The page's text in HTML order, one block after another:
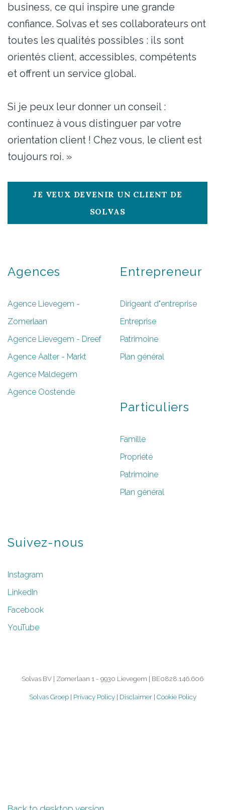
business, ce qui inspire une grande
confiance. Solvas et ses collaborateurs ont
toutes les qualités possibles : ils sont
orientés client, accessibles, compétents
et offrent un service global.
Si je peux leur donner un conseil :
continuez à vous distinguer par votre
orientation client ! Chez vous, le client est
toujours roi. »
JE VEUX DEVENIR UN CLIENT DE
SOLVAS
Agences
Agence Lievegem -
Zomerlaan
Agence Lievegem - Dreef
Agence Aalter - Markt
Agence Maldegem
Agence Oostende
Entrepreneur
Dirigeant d"entreprise
Entreprise
Patrimoine
Plan général
Particuliers
Famille
Propriété
Patrimoine
Plan général
Suivez-nous
Instagram
LinkedIn
Facebook
YouTube
Solvas BV | Zomerlaan 1 - 9930 Lievegem | BE0828.146.606
Solvas Groep| Privacy Policy| Disclaimer| Cookie Policy